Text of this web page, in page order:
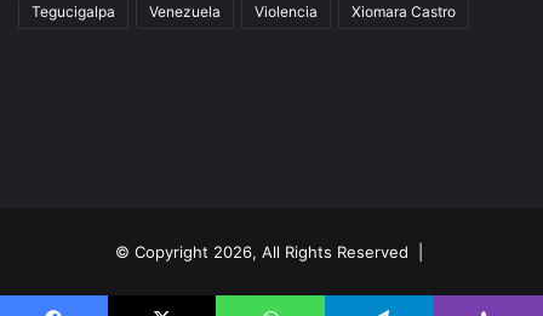
Tegucigalpa Venezuela Violencia Xiomara Castro
© Copyright 2026, All Rights Reserved |